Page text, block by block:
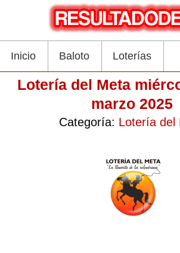
Inicio Baloto Loterías
Lotería del Meta
marzo 2025
Categoría: Lotería del